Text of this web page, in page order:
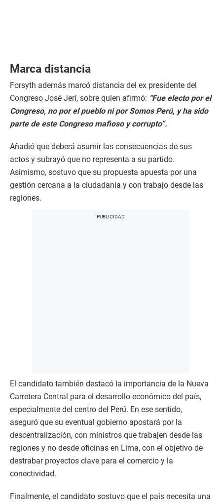
Marca distancia
Forsyth además marcó distancia del ex presidente del
Congreso José Jerí, sobre quien afirmó: “Fue electo por el
Congreso, no por el pueblo ni por Somos Perú, y ha sido
parte de este Congreso mafioso y corrupto”.
Añadió que deberá asumir las consecuencias de sus
actos y subrayó que no representa a su partido.
Asimismo, sostuvo que su propuesta apuesta por una
gestión cercana a la ciudadanía y con trabajo desde las
regiones.
El candidato también destacó la importancia de la Nueva
Carretera Central para el desarrollo económico del país,
especialmente del centro del Perú. En ese sentido,
aseguró que su eventual gobierno apostará por la
descentralización, con ministros que trabajen desde las
regiones y no desde oficinas en Lima, con el objetivo de
destrabar proyectos clave para el comercio y la
conectividad.
Finalmente, el candidato sostuvo que el país necesita una